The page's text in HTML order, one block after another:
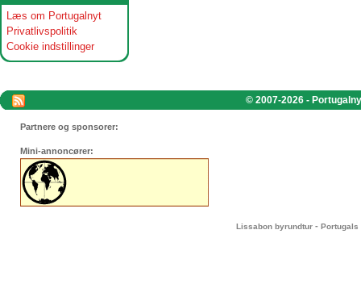
Læs om Portugalnyt
Privatlivspolitik
Cookie indstillinger
© 2007-2026 -
Partnere og sponsorer:
Mini-annoncører:
Lissabon byrundtur - Portugals